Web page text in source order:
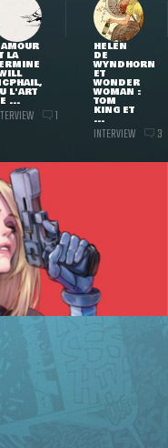
LA
L'ART
...
1
HELEN
DE
WYNDHORN
ET
WONDER
WOMAN :
TOM
KING ET
...
INTERVIEW 3